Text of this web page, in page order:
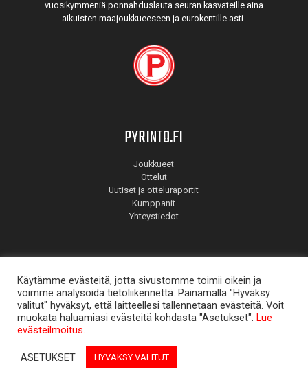
vuosi­kymmeniä ponnahdus­lauta seuran kasvateille aina
aikuisten maa­joukkueeseen ja euro­kentille asti.
PYRINTO.FI
Joukkueet
Ottelut
Uutiset ja otteluraportit
Kumppanit
Yhteystiedot
© Pyrintö 2026. SuunnitellutMainostoimisto Aate.
Käytämme evästeitä, jotta sivustomme toimii oikein ja
voimme analysoida tietoliikennettä. Painamalla "Hyväksy
valitut" hyväksyt, että laitteellesi tallennetaan evästeitä. Voit
muokata haluamiasi evästeitä kohdasta "Asetukset". Lue
evästeilmoitus.
ASETUKSET HYVÄKSY VALITUT